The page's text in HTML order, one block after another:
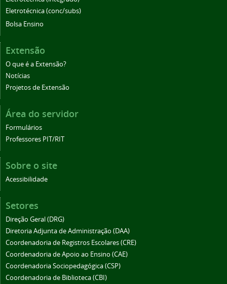
Eletrotécnica (conc/subs)
Bolsa Ensino
Extensão
O que é a Extensão?
Notícias
Projetos de Extensão
Área do servidor
Formulários
Professores PIT/RIT
Sobre o site
Acessibilidade
Setores
Direção Geral (DRG)
Diretoria Adjunta de Administração (DAA)
Coordenadoria de Registros Escolares (CRE)
Coordenadoria de Apoio ao Ensino (CAE)
Coordenadoria Sociopedagógica (CSP)
Coordenadoria de Biblioteca (CBI)